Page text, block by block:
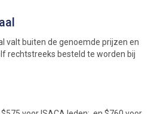
valt buiten de genoemde prijzen en
rechtstreeks besteld te worden bij